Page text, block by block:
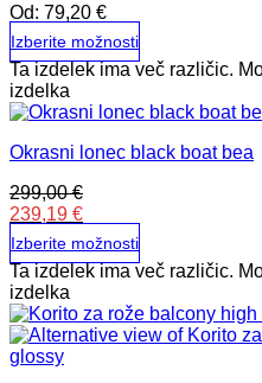
Od: 79,20 €
Izberite možnosti
Ta izdelek ima več različic.
izdelka
Okrasni lonec black boat bea
299,00€
239,19 €
Izberite možnosti
Ta izdelek ima več različic.
izdelka